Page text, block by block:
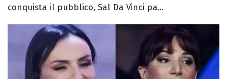
conquista il pubblico, Sal Da Vinci pa...